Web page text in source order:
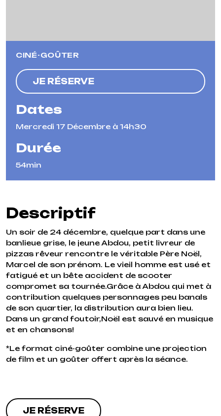
CINÉ-GOÛTER
JE RÉSERVE
Dates
Mercredi 17 Décembre à 14h30
Durée
54min
Descriptif
Un soir de 24 décembre, quelque part dans une
banlieue grise, le jeune Abdou, petit livreur de
pizzas rêveur rencontre le véritable Père Noël,
Marcel de son prénom. Le vieil homme est usé et
fatigué et un bête accident de scooter
compromet sa tournée.Grâce à Abdou qui met à
contribution quelques personnages peu banals
de son quartier, la distribution aura bien lieu.
Dans un grand foutoir,Noël est sauvé en musique
et en chansons!
*Le format ciné-goûter combine une projection
de film et un goûter offert après la séance.
JE RÉSERVE